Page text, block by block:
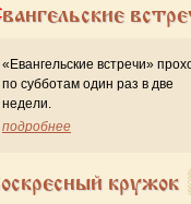
Евангельские
«Евангельские встречи»
по субботам один раз в две
недели.
подробнее
Воскресный кружок